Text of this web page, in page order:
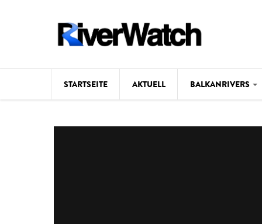
STARTSEITE AKTUELL BALKANRIVERS